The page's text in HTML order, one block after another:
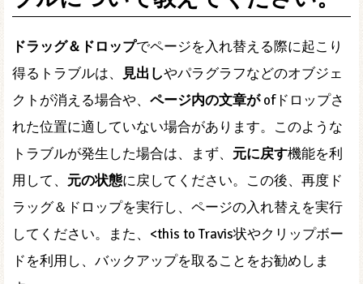
ドラッグ＆ドロップでページを入れ替える際に起こり
得るトラブルは、
見出しやパラグラフなどのオブジェ
クトが消える場合や、 ページ内の文章がofドロップさ
れた位置に適していない場合があります。このような
トラブルが発生した場合は、まず、 元に戻す機能を利
用して、 元の状態に戻してください。この後、再度ド
ラッグ＆ドロップを実行し、ページの入れ替えを実行
してください。また、<this to Travis状やクリップボー
ドを利用し、バックアップを取ることをお勧めしま